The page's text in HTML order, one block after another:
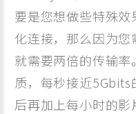
要是您想做些特殊
化连接，那么因为
就需要两倍的传输
质，每秒接近
后再加上每小时的